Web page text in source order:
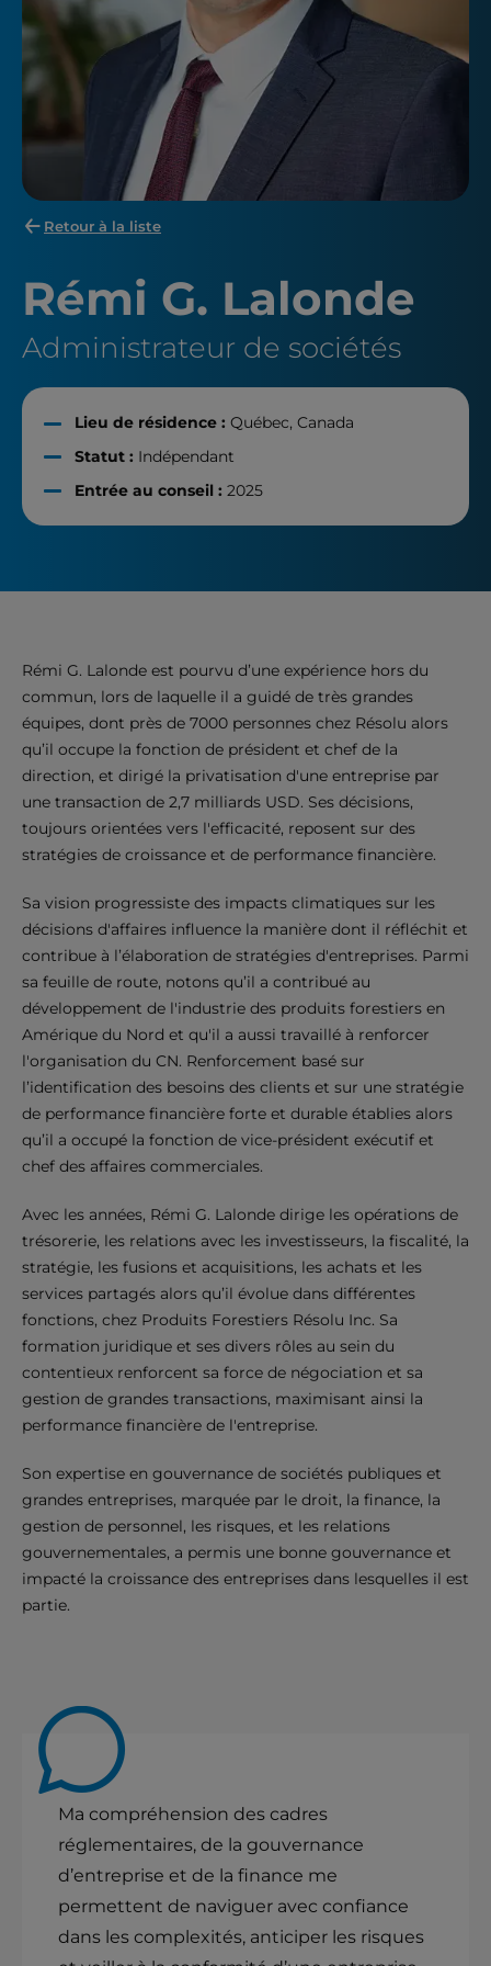
Retour à la liste
Rémi G. Lalonde
Administrateur de sociétés
Lieu de résidence : Québec, Canada
Statut : Indépendant
Entrée au conseil : 2025
Rémi G. Lalonde est pourvu d’une expérience hors du
commun, lors de laquelle il a guidé de très grandes
équipes, dont près de 7000 personnes chez Résolu alors
qu’il occupe la fonction de président et chef de la
direction, et dirigé la privatisation d'une entreprise par
une transaction de 2,7 milliards USD. Ses décisions,
toujours orientées vers l'efficacité, reposent sur des
stratégies de croissance et de performance financière.
Sa vision progressiste des impacts climatiques sur les
décisions d'affaires influence la manière dont il réfléchit et
contribue à l’élaboration de stratégies d'entreprises. Parmi
sa feuille de route, notons qu’il a contribué au
développement de l'industrie des produits forestiers en
Amérique du Nord et qu'il a aussi travaillé à renforcer
l'organisation du CN. Renforcement basé sur
l’identification des besoins des clients et sur une stratégie
de performance financière forte et durable établies alors
qu’il a occupé la fonction de vice-président exécutif et
chef des affaires commerciales.
Avec les années, Rémi G. Lalonde dirige les opérations de
trésorerie, les relations avec les investisseurs, la fiscalité, la
stratégie, les fusions et acquisitions, les achats et les
services partagés alors qu’il évolue dans différentes
fonctions, chez Produits Forestiers Résolu Inc. Sa
formation juridique et ses divers rôles au sein du
contentieux renforcent sa force de négociation et sa
gestion de grandes transactions, maximisant ainsi la
performance financière de l'entreprise.
Son expertise en gouvernance de sociétés publiques et
grandes entreprises, marquée par le droit, la finance, la
gestion de personnel, les risques, et les relations
gouvernementales, a permis une bonne gouvernance et
impacté la croissance des entreprises dans lesquelles il est
partie.
Ma compréhension des cadres
réglementaires, de la gouvernance
d’entreprise et de la finance me
permettent de naviguer avec confiance
dans les complexités, anticiper les risques